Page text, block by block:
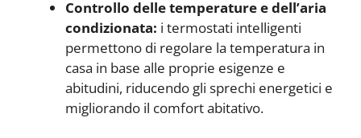
Controllo delle temperature e dell’aria
condizionata: i termostati intelligenti
permettono di regolare la temperatura in
casa in base alle proprie esigenze e
abitudini, riducendo gli sprechi energetici e
migliorando il comfort abitativo.